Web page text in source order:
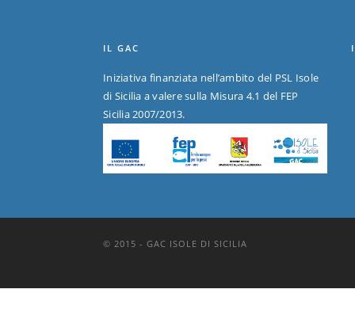
IL GAC
Iniziativa finanziata nell’ambito del PSL Isole
di Sicilia a valere sulla Misura 4.1 del FEP
Sicilia 2007/2013.
© 2015 - GAC ISOLE DI SICILIA